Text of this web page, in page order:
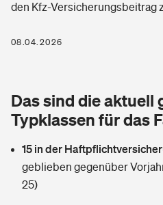
Berufshaftpflichtversicherung
Zur Übersicht
Tools
Wer versichert was: Jetzt
Glasversicherung
Mietkautionsversicherung
Kinderunfall­ver­si­che­rung
Kinderinvalidität
Private Krankenversicherung
Dread-Disease-Versicherung
Tierkrankenversicherung
Zur Übersicht
den Kfz-Versicherungsbeitrag
08.04.2026
Das sind die aktuell
Typklassen für das
15 in der
geblieben gegenüber
25)